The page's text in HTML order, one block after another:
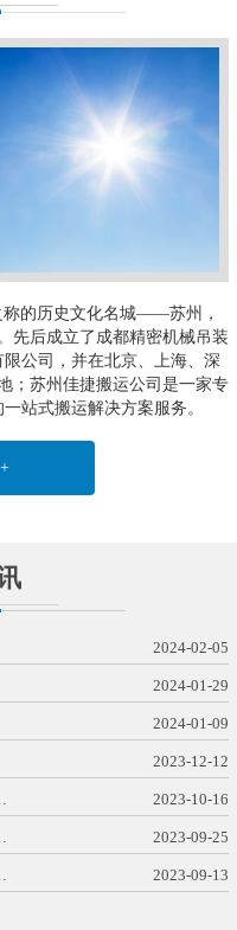
称的历史文化名城——苏州，
先后成立了成都精密机械吊装
公司，并在北京、上海、深
；苏州佳捷搬运公司是一家专
站式搬运解决方案服务。
2024-02-05
2024-01-29
2024-01-09
2023-12-12
2023-10-16
2023-09-25
2023-09-13